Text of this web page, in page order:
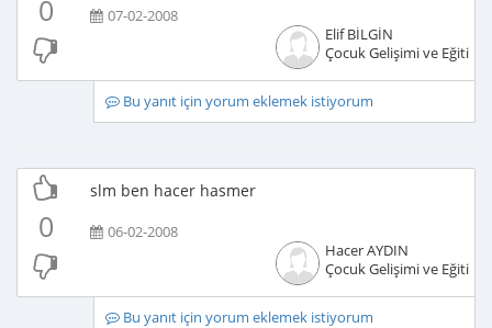
0
07-02-2008
Elif BİLGİN
Çocuk Gelişimi ve
Bu yanıt için yorum eklemek istiyorum
0
slm ben hacer hasmer
06-02-2008
Hacer AYDIN
Çocuk Gelişimi ve
Bu yanıt için yorum eklemek istiyorum